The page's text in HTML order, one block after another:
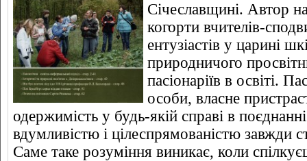
Січеславщині. Автор
когорти вчителів-
ентузіастів у царині
природничого
пасіонаріїв в освіті.
особи, власне
одержимість у будь-якій справі в
вдумливістю і цілеспрямованістю завжди
Саме таке розуміння виникає, коли